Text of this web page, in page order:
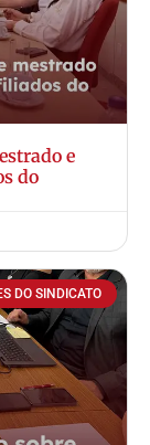
e
do
DO SINDICATO